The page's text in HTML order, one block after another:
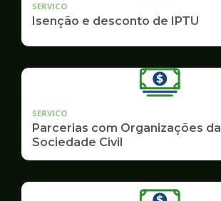
SERVICO
Isenção e desconto de IPTU
SERVICO
Parcerias com Organizações da
Sociedade Civil